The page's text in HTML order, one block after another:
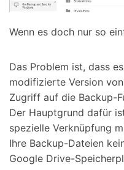
Wenn es doch nur so
Das Problem ist, dass
modifizierte Version
Zugriff auf die Backup-
Der Hauptgrund dafür
spezielle Verknüpfung
Ihre Backup-Dateien
Google Drive-